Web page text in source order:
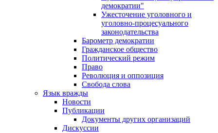
демократии"
Ужесточение уголовного и
уголовно-процесуального
законодательства
Барометр демократии
Гражданское общество
Политический режим
Право
Революция и оппозиция
Свобода слова
Язык вражды
Новости
Публикации
Документы других организаций
Дискуссии